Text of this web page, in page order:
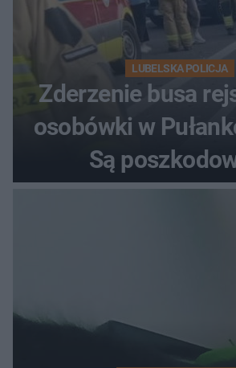
LUBELSKA POLICJA
Zderzenie busa
osobówki w
Są